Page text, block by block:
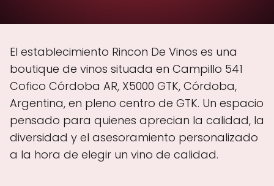
El establecimiento Rincon De Vinos es una
boutique de vinos situada en Campillo 541
Cofico Córdoba AR, X5000 GTK, Córdoba,
Argentina, en pleno centro de GTK. Un espacio
pensado para quienes aprecian la calidad, la
diversidad y el asesoramiento personalizado
a la hora de elegir un vino de calidad.